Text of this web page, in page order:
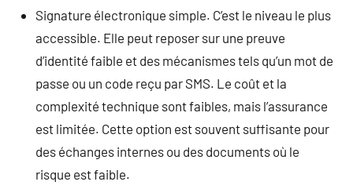
Signature électronique simple. C’est le niveau le plus
accessible. Elle peut reposer sur une preuve
d’identité faible et des mécanismes tels qu’un mot de
passe ou un code reçu par SMS. Le coût et la
complexité technique sont faibles, mais l’assurance
est limitée. Cette option est souvent suffisante pour
des échanges internes ou des documents où le
risque est faible.